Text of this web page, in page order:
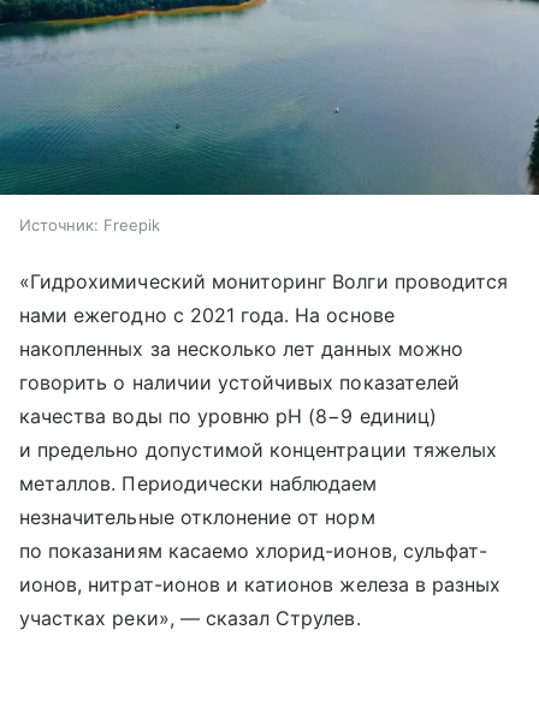
Источник: Freepik
«Гидрохимический мониторинг Волги проводится
нами ежегодно с 2021 года. На основе
накопленных за несколько лет данных можно
говорить о наличии устойчивых показателей
качества воды по уровню рН (8−9 единиц)
и предельно допустимой концентрации тяжелых
металлов. Периодически наблюдаем
незначительные отклонение от норм
по показаниям касаемо хлорид-ионов, сульфат-
ионов, нитрат-ионов и катионов железа в разных
участках реки», — сказал Струлев.